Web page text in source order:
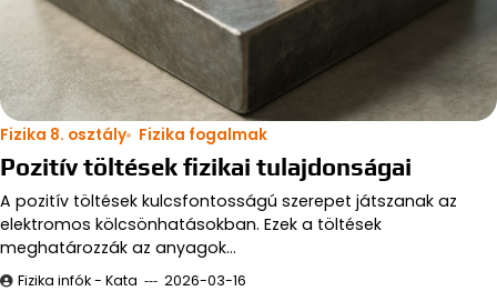
Fizika 8. osztály Fizika fogalmak
Pozitív töltések fizikai tulajdonságai
A pozitív töltések kulcsfontosságú szerepet játszanak az
elektromos kölcsönhatásokban. Ezek a töltések
meghatározzák az anyagok…
Fizika infók - Kata 2026-03-16